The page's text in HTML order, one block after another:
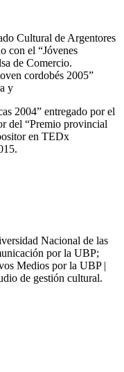
Cultural de Argentores
con el “Jóvenes
de Comercio.
cordobés 2005”
y
2004” entregado por el
del “Premio provincial
en TEDx
Nacional de las
por la UBP;
Medios por la UBP |
de gestión cultural.